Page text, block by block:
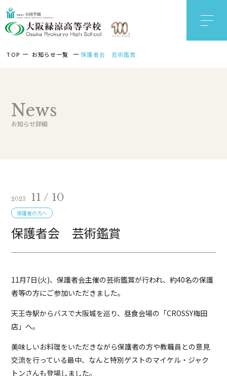
TOP お知らせ一覧 保護者会 芸術鑑賞
News
お知らせ詳細
2023 11 / 10
保護者の方へ
保護者会 芸術鑑賞
11月7日(火)、保護者会主催の芸術鑑賞が行われ、約40名の保護
者等の方にご参加いただきました。
天王寺駅からバスで大阪城を巡り、昼食会場の「CROSSY梅田
店」へ。
美味しいお料理をいただきながら保護者の方や教職員との意見
交流を行っている最中、なんと特別ゲストのマイケル・ジャク
トンさんも登場しました。